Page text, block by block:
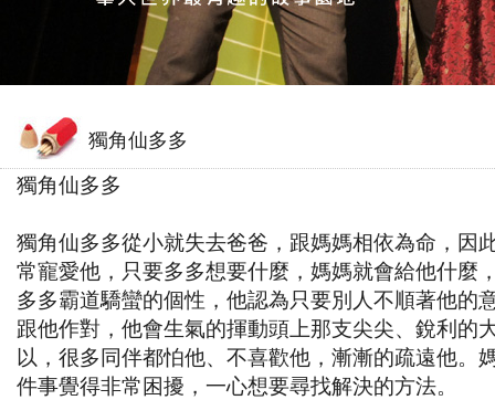
獨角仙多多
獨角仙多多
獨角仙多多從小就失去爸爸，跟媽媽相依為命，因
常寵愛他，只要多多想要什麼，媽媽就會給他什麼
多多霸道驕蠻的個性，他認為只要別人不順著他的
跟他作對，他會生氣的揮動頭上那支尖尖、銳利的
以，很多同伴都怕他、不喜歡他，漸漸的疏遠他。
件事覺得非常困擾，一心想要尋找解決的方法。